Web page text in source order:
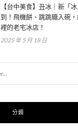
【台中美食】丑冰｜新「
到！飛機餅、跳跳糖入碗
裡的老宅冰店！
2025 年 5 月 18 日
分類